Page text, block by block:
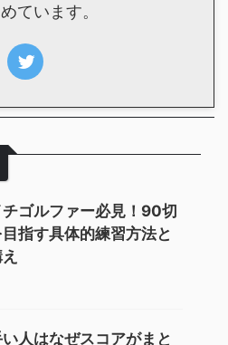
ています。
チゴルファー必見！90切
目指す具体的練習方法と
い人はなぜスコアがまと